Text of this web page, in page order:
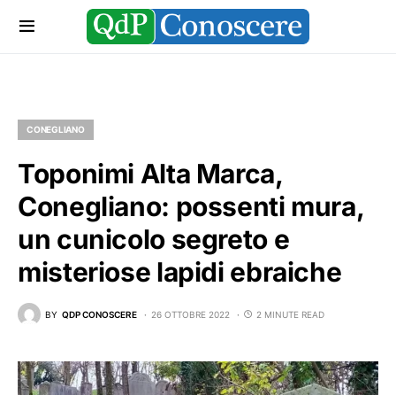
CONEGLIANO
Toponimi Alta Marca,
Conegliano: possenti mura,
un cunicolo segreto e
misteriose lapidi ebraiche
BY QDP CONOSCERE 26 OTTOBRE 2022 2 MINUTE READ